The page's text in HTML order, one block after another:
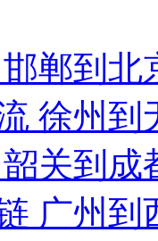
郸到北
徐州
关到
广州